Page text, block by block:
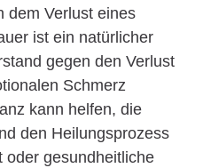
dem Verlust eines
ist ein natürlicher
gegen den Verlust
Schmerz
kann helfen, die
den Heilungsprozess
oder gesundheitliche